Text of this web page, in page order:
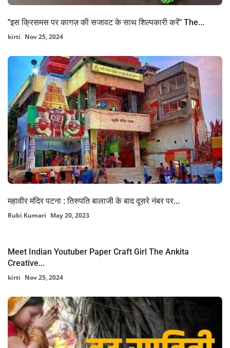
"इस क्रिसमस पर कागज़ की सजावट के साथ शिल्पकारी करें" The...
kirti Nov 25, 2024
महावीर मंदिर पटना : तिरुपति बालाजी के बाद दूसरे नंबर पर...
Rubi Kumari May 20, 2023
Meet Indian Youtuber Paper Craft Girl The Ankita
Creative...
kirti Nov 25, 2024